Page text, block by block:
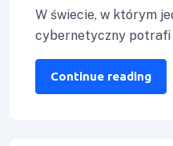
W świecie, w którym
cybernetyczny potrafi
sparaliżować łańcuch
poufne dane tysięcy
cyberbezpieczeństwo
Continue reading